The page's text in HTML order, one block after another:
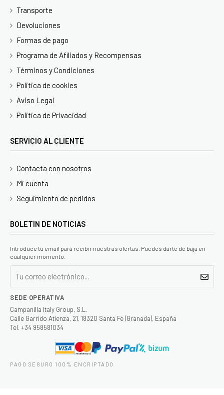
Transporte
Devoluciones
Formas de pago
Programa de Afiliados y Recompensas
Términos y Condiciones
Politica de cookies
Aviso Legal
Politica de Privacidad
SERVICIO AL CLIENTE
Contacta con nosotros
Mi cuenta
Seguimiento de pedidos
BOLETIN DE NOTICIAS
Introduce tu email para recibir nuestras ofertas. Puedes darte de baja en
cualquier momento.
SEDE OPERATIVA
Campanilla Italy Group, S.L.
Calle Garrido Atienza, 21, 18320 Santa Fe (Granada), España
Tel. +34 958581034
PAGO SEGURO 100% ENCRIPTADO